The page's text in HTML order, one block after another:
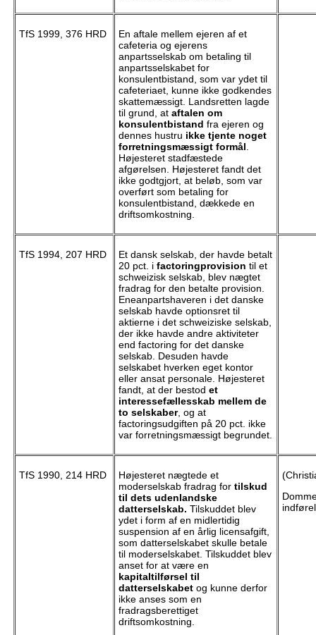
TfS 1999, 376 HRD
En aftale mellem ejeren af et
cafeteria og ejerens
anpartsselskab om betaling til
anpartsselskabet for
konsulentbistand, som var ydet til
cafeteriaet, kunne ikke godkendes
skattemæssigt. Landsretten lagde
til grund, at aftalen om
konsulentbistand fra ejeren og
dennes hustru ikke tjente noget
forretningsmæssigt formål
Højesteret stadfæstede
afgørelsen. Højesteret fandt det
ikke godtgjort, at beløb, som var
overført som betaling for
konsulentbistand, dækkede en
driftsomkostning.
TfS 1994, 207 HRD
Et dansk selskab, der havde betalt
20 pct. i factoringprovision til et
schweizisk selskab, blev nægtet
fradrag for den betalte provision.
Eneanpartshaveren i det danske
selskab havde optionsret til
aktierne i det schweiziske selskab,
der ikke havde andre aktiviteter
end factoring for det danske
selskab. Desuden havde
selskabet hverken eget kontor
eller ansat personale. Højesteret
fandt, at der bestod et
interessefællesskab mellem de
to selskaber, og at
factoringsudgiften på 20 pct. ikke
var forretningsmæssigt begrundet.
TfS 1990, 214 HRD
Højesteret nægtede et
moderselskab fradrag for tilskud
til dets udenlandske
datterselskab. Tilskuddet blev
ydet i form af en midlertidig
suspension af en årlig licensafgift,
som datterselskabet skulle betale
til moderselskabet. Tilskuddet blev
anset for at være en
kapitaltilførsel til
datterselskabetog kunne derfor
ikke anses som en
fradragsberettiget
driftsomkostning.